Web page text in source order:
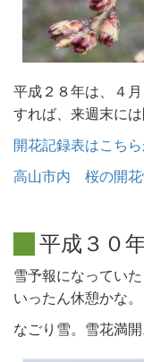
平成２８年は、４
すれば、来週末に
開花記録表はこち
高山市内 桜の開花
平成 ３ ０
雪予報になってい
いったん休憩かな。
なごり雪。雪花満